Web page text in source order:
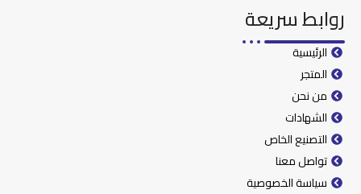
روابط سريعة
الرئيسية
المتجر
من نحن
الشهادات
التصنيع الخاص
تواصل معنا
سياسة الخصوصية